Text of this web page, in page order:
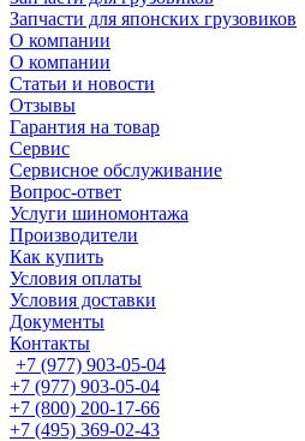
Запчасти для японских грузовиков
О компании
О компании
Статьи и новости
Отзывы
Гарантия на товар
Сервис
Сервисное обслуживание
Вопрос-ответ
Услуги шиномонтажа
Производители
Как купить
Условия оплаты
Условия доставки
Документы
Контакты
+7 (977) 903-05-04
+7 (977) 903-05-04
+7 (800) 200-17-66
+7 (495) 369-02-43